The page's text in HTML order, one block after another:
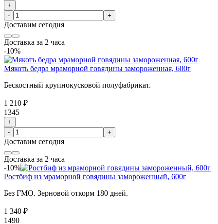
+
-
+
Доставим сегодня
Доставка за 2 часа
-10%
Мякоть бедра мраморной говядины замороженная, 600г
Бескостный крупнокусковой полуфабрикат.
1 210 ₽
1345
+
-
+
Доставим сегодня
Доставка за 2 часа
-10%
Ростбиф из мраморной говядины замороженный, 600г
Без ГМО. Зерновой откорм 180 дней.
1 340 ₽
1490